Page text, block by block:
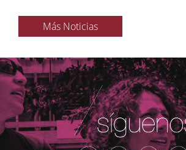
Más Noticias